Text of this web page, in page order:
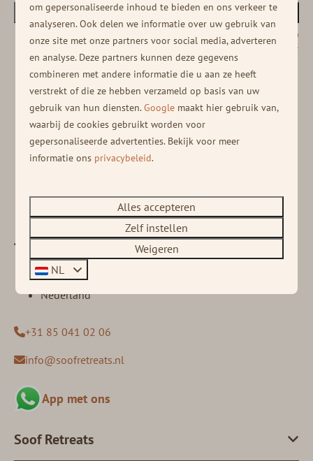
Inschrijven
zijn van
toepassing.
Oude Veensegrindweg 76
3911 TA Rhenen
Utrecht
Nederland
+31 85 041 02 06
info@soofretreats.nl
App met ons
Soof Retreats
om gepersonaliseerde inhoud te bieden en ons verkeer te
analyseren. Ook delen we informatie over uw gebruik van
onze site met onze partners voor social media, adverteren
en analyse. Deze partners kunnen deze gegevens
combineren met andere informatie die u aan ze heeft
verstrekt of die ze hebben verzameld op basis van uw
gebruik van hun diensten.Google maakt hier gebruik van,
waarbij de cookies gebruikt worden voor
gepersonaliseerde advertenties. Bekijk voor meer
informatie ons privacybeleid.
Alles accepteren
Zelf instellen
Weigeren
NL